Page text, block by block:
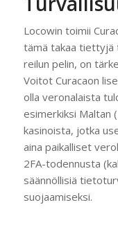
Locowin toimii
tämä takaa tiettyjä
reilun pelin, on
Voitot Curacaon
olla veronalaista
esimerkiksi Maltan
kasinoista, jotka
aina paikalliset
2FA-todennusta
säännöllisiä
suojaamiseksi.